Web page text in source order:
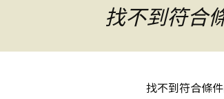
陳樂融大事記
陳樂融舞台劇及音樂劇
找不到符合
找不到符合條